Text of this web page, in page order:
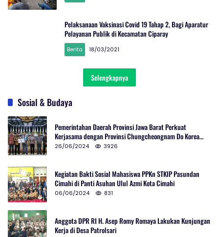
Pelaksanaan Vaksinasi Covid 19 Tahap 2, Bagi Aparatur
Pelayanan Publik di Kecamatan Ciparay
Berita 18/03/2021
Selengkapnya
Sosial & Budaya
Pemerintahan Daerah Provinsi Jawa Barat Perkuat
Kerjasama dengan Provinsi Chungcheongnam Do Korea
Selatan
26/06/2024 3926
Kegiatan Bakti Sosial Mahasiswa PPKn STKIP Pasundan
Cimahi di Panti Asuhan Ulul Azmi Kota Cimahi
06/06/2024 831
Anggota DPR RI H. Asep Romy Romaya Lakukan Kunjungan
Kerja di Desa Patrolsari